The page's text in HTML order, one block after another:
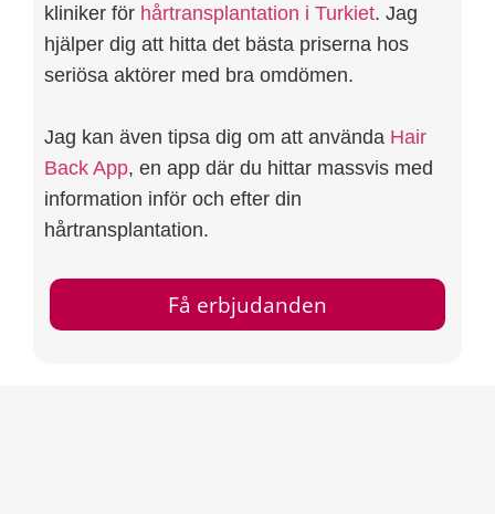
kliniker för hårtransplantation i Turkiet. Jag
hjälper dig att hitta det bästa priserna hos
seriösa aktörer med bra omdömen.
Jag kan även tipsa dig om att använda Hair
Back App, en app där du hittar massvis med
information inför och efter din
hårtransplantation.
Få erbjudanden